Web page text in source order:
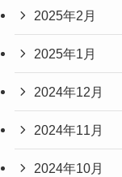
2025年2月
2025年1月
2024年12月
2024年11月
2024年10月